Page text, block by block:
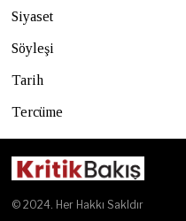
Siyaset
Söyleşi
Tarih
Tercüme
© 2024. Her Hakkı Sakldır